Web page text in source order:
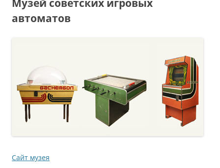
Музей советских игровых
автоматов
Сайт музея